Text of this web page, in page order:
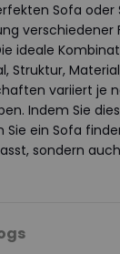
Sofa oder
verschiedener
ideale
Struktur,
variiert je
Indem Sie
Sie ein Sofa
sondern